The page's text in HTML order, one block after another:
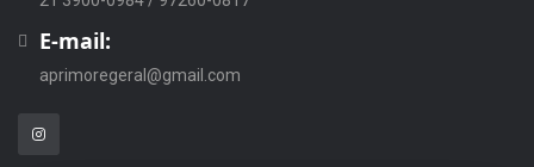
E-mail:
aprimoregeral@gmail.com